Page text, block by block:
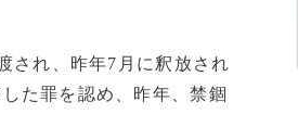
され、昨年7月に釈放され
た罪を認め、昨年、禁錮